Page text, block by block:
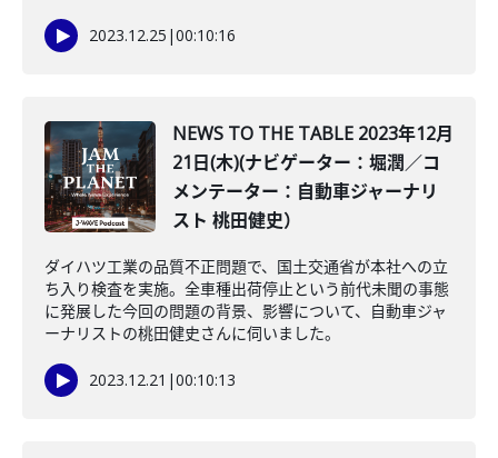
2023.12.25 |00:10:16
NEWS TO THE TABLE 2023年12月
21日(木)(ナビゲーター：堀潤／コ
メンテーター：自動車ジャーナリ
スト 桃田健史）
ダイハツ工業の品質不正問題で、国土交通省が本社への立
ち入り検査を実施。全車種出荷停止という前代未聞の事態
に発展した今回の問題の背景、影響について、自動車ジャ
ーナリストの桃田健史さんに伺いました。
2023.12.21 |00:10:13